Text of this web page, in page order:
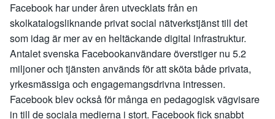
Facebook har under åren utvecklats från en
skolkatalogsliknande privat social nätverkstjänst till det
som idag är mer av en heltäckande digital infrastruktur.
Antalet svenska Facebookanvändare överstiger nu 5.2
miljoner och tjänsten används för att sköta både privata,
yrkesmässiga och engagemangsdrivna intressen.
Facebook blev också för många en pedagogisk vägvisare
in till de sociala medierna i stort. Facebook fick snabbt